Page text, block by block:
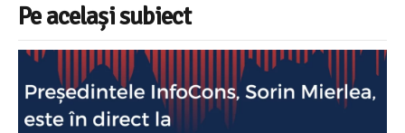
Pe același subiect